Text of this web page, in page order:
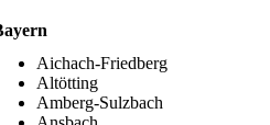
Aichach-Friedberg
Altötting
Amberg-Sulzbach